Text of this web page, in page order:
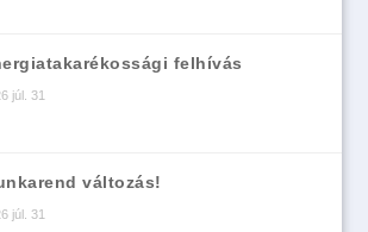
felhívás
júl. 31
változás!
júl. 31